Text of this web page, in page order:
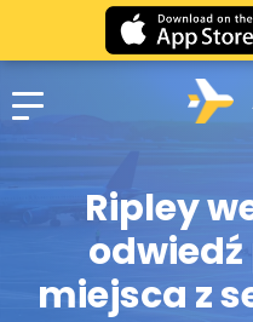
Ripley
miejsca z